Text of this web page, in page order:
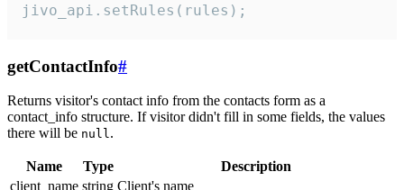
jivo_api.setRules(rules);
getContactInfo#
Returns visitor's contact info from the contacts form as a
contact_info structure. If visitor didn't fill in some fields, the values
there will be null.
Name Type
Description
client_name string Client's name